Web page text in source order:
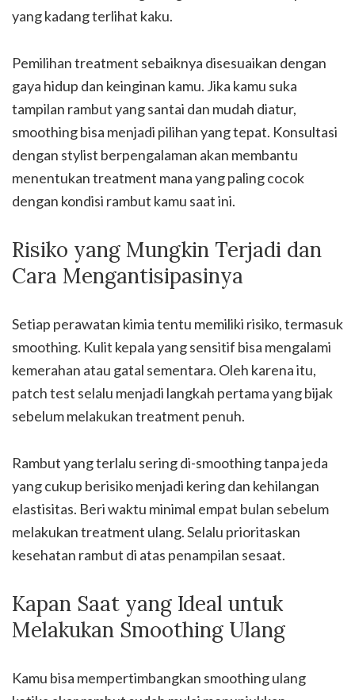
yang kadang terlihat kaku.
Pemilihan treatment sebaiknya disesuaikan dengan
gaya hidup dan keinginan kamu. Jika kamu suka
tampilan rambut yang santai dan mudah diatur,
smoothing bisa menjadi pilihan yang tepat. Konsultasi
dengan stylist berpengalaman akan membantu
menentukan treatment mana yang paling cocok
dengan kondisi rambut kamu saat ini.
Risiko yang Mungkin Terjadi dan
Cara Mengantisipasinya
Setiap perawatan kimia tentu memiliki risiko, termasuk
smoothing. Kulit kepala yang sensitif bisa mengalami
kemerahan atau gatal sementara. Oleh karena itu,
patch test selalu menjadi langkah pertama yang bijak
sebelum melakukan treatment penuh.
Rambut yang terlalu sering di-smoothing tanpa jeda
yang cukup berisiko menjadi kering dan kehilangan
elastisitas. Beri waktu minimal empat bulan sebelum
melakukan treatment ulang. Selalu prioritaskan
kesehatan rambut di atas penampilan sesaat.
Kapan Saat yang Ideal untuk
Melakukan Smoothing Ulang
Kamu bisa mempertimbangkan smoothing ulang